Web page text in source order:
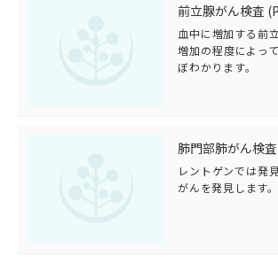
前立腺がん検査
血中に増加する前
増加の程度によっ
ぼわかります。
肺門部肺がん検査
レントゲンでは発
がんを発見します。